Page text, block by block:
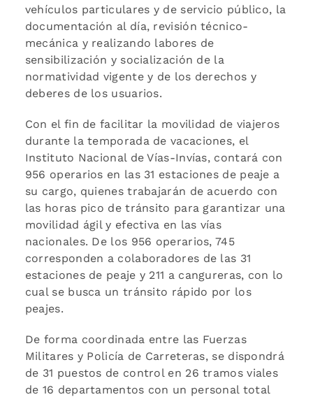
vehículos particulares y de servicio público, la
documentación al día, revisión técnico-
mecánica y realizando labores de
sensibilización y socialización de la
normatividad vigente y de los derechos y
deberes de los usuarios.
Con el fin de facilitar la movilidad de viajeros
durante la temporada de vacaciones, el
Instituto Nacional de Vías-Invías, contará con
956 operarios en las 31 estaciones de peaje a
su cargo, quienes trabajarán de acuerdo con
las horas pico de tránsito para garantizar una
movilidad ágil y efectiva en las vías
nacionales. De los 956 operarios, 745
corresponden a colaboradores de las 31
estaciones de peaje y 211 a cangureras, con lo
cual se busca un tránsito rápido por los
peajes.
De forma coordinada entre las Fuerzas
Militares y Policía de Carreteras, se dispondrá
de 31 puestos de control en 26 tramos viales
de 16 departamentos con un personal total